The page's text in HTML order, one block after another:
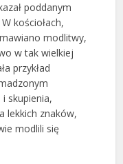
poddanym
kościołach,
modlitwy,
w tak wielkiej
przykład
skupienia,
lekkich znaków,
modlili się